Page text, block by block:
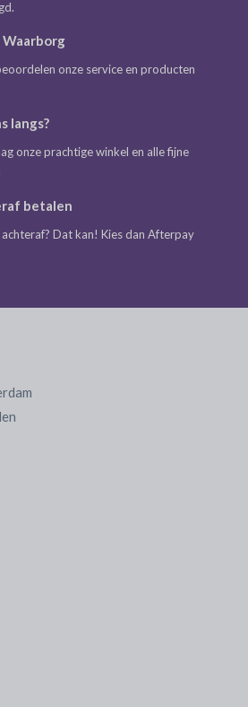
onze service en producten
langs?
onze prachtige winkel en alle fijne
betalen
Dat kan! Kies dan Afterpay